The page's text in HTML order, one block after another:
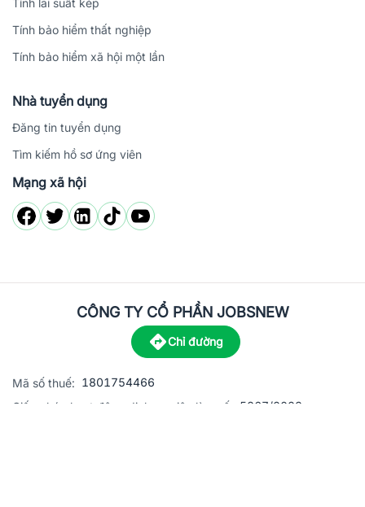
Tính bảo hiểm thất nghiệp
Tính bảo hiểm xã hội một lần
Nhà tuyển dụng
Đăng tin tuyển dụng
Tìm kiếm hồ sơ ứng viên
Mạng xã hội
CÔNG TY CỔ PHẦN JOBSNEW
Chỉ đường
Mã số thuế: 1801754466
Giấy phép hoạt động dịch vụ việc làm số:
5867/2023